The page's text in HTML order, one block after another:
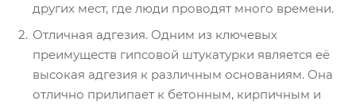
других мест, где люди проводят много времени.
Отличная адгезия. Одним из ключевых
преимуществ гипсовой штукатурки является её
высокая адгезия к различным основаниям. Она
отлично прилипает к бетонным, кирпичным и